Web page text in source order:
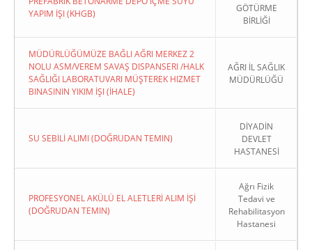
YAPIM İŞI (KHGB)
GÖTÜRME
BİRLİĞİ
MÜDÜRLÜĞÜMÜZE BAĞLI AĞRI MERKEZ 2
NOLU ASM/VEREM SAVAŞ DISPANSERI /HALK
SAĞLIĞI LABORATUVARI MÜŞTEREK HIZMET
BINASININ YIKIM İŞI (İHALE)
AĞRI İL SAĞLIK
MÜDÜRLÜĞÜ
SU SEBİLİ ALIMI (DOĞRUDAN TEMIN)
DİYADİN
DEVLET
HASTANESİ
PROFESYONEL AKÜLÜ EL ALETLERİ ALIM İŞİ
(DOĞRUDAN TEMIN)
Ağrı Fizik
Tedavi ve
Rehabilitasyon
Hastanesi